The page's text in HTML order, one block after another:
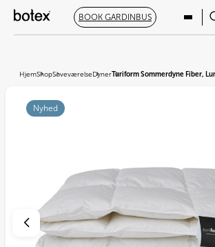
BOOK GARDINBUS
HjemShopSoveværelseDynerTuriform Sommerdyne Fiber,
Nyhed